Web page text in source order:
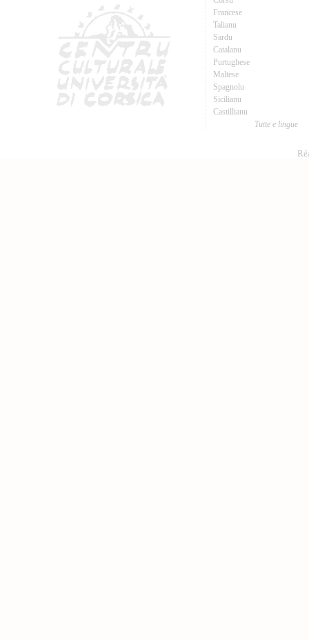
Francese
Talianu
Sardu
Catalanu
Purtughese
Maltese
Spagnolu
Sicilianu
Castillianu
Tutte e lingue